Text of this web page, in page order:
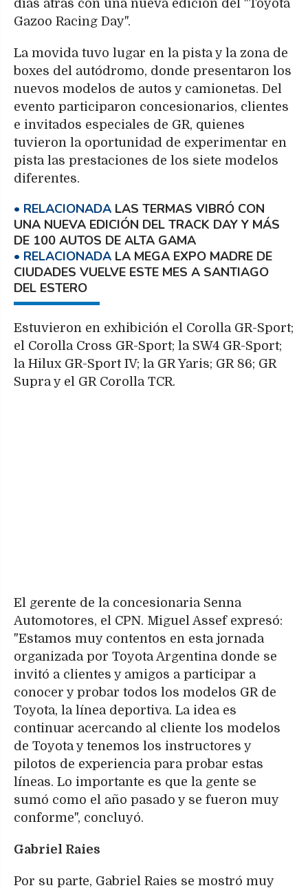
días atrás con una nueva edición del "Toyota
Gazoo Racing Day".
La movida tuvo lugar en la pista y la zona de
boxes del autódromo, donde presentaron los
nuevos modelos de autos y camionetas. Del
evento participaron concesionarios, clientes
e invitados especiales de GR, quienes
tuvieron la oportunidad de experimentar en
pista las prestaciones de los siete modelos
diferentes.
LAS TERMAS VIBRÓ CON
UNA NUEVA EDICIÓN DEL TRACK DAY Y MÁS
DE 100 AUTOS DE ALTA GAMA
LA MEGA EXPO MADRE DE
CIUDADES VUELVE ESTE MES A SANTIAGO
DEL ESTERO
Estuvieron en exhibición el Corolla GR-Sport;
el Corolla Cross GR-Sport; la SW4 GR-Sport;
la Hilux GR-Sport IV; la GR Yaris; GR 86; GR
Supra y el GR Corolla TCR.
El gerente de la concesionaria Senna
Automotores, el CPN. Miguel Assef expresó:
"Estamos muy contentos en esta jornada
organizada por Toyota Argentina donde se
invitó a clientes y amigos a participar a
conocer y probar todos los modelos GR de
Toyota, la línea deportiva. La idea es
continuar acercando al cliente los modelos
de Toyota y tenemos los instructores y
pilotos de experiencia para probar estas
líneas. Lo importante es que la gente se
sumó como el año pasado y se fueron muy
conforme", concluyó.
Gabriel Raies
Por su parte, Gabriel Raies se mostró muy